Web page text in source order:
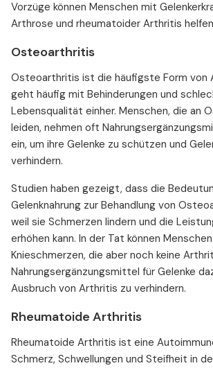
Vorzüge können Menschen mit
Arthrose und rheumatoider Arthritis
Osteoarthritis
Osteoarthritis ist die häufigste Form von
geht häufig mit Behinderungen und
Lebensqualität einher. Menschen, die an
leiden, nehmen oft
ein, um ihre Gelenke zu schützen und
verhindern.
Studien haben gezeigt, dass die
Gelenknahrung zur Behandlung von
weil sie Schmerzen lindern und die
erhöhen kann. In der Tat können
Knieschmerzen, die aber noch keine
Nahrungsergänzungsmittel für Gelenke
Ausbruch von Arthritis zu verhindern.
Rheumatoide Arthritis
Rheumatoide Arthritis ist eine
Schmerz, Schwellungen und Steifheit in